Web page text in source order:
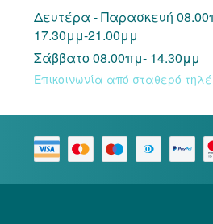
Δευτέρα - Παρασκευή
17.30μμ-21.00μμ
Σάββατο 08.00πμ- 14.30μμ
Επικοινωνία από σταθερό
© 2026 Docpharmacy. All rights